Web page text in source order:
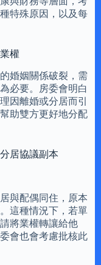
特殊原因，以及每
權
婚姻關係破裂，需
必要。房委會明白
因離婚或分居而引
助雙方更好地分配
居協議副本
與配偶同住，原本
這種情況下，若單
將業權轉讓給他
會也會考慮批核此